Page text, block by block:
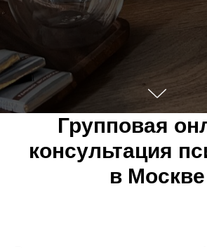
Групповая
консультация
в Москве